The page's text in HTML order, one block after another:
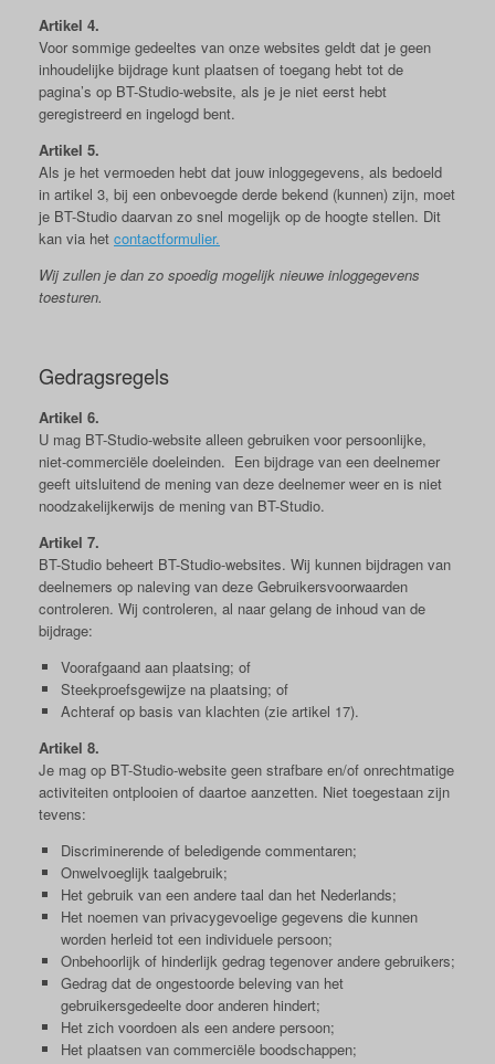
Artikel 4.
Voor sommige gedeeltes van onze websites geldt dat je geen
inhoudelijke bijdrage kunt plaatsen of toegang hebt tot de
pagina’s op BT-Studio-website, als je je niet eerst hebt
geregistreerd en ingelogd bent.
Artikel 5.
Als je het vermoeden hebt dat jouw inloggegevens, als bedoeld
in artikel 3, bij een onbevoegde derde bekend (kunnen) zijn, moet
je BT-Studio daarvan zo snel mogelijk op de hoogte stellen. Dit
kan via het contactformulier.
Wij zullen je dan zo spoedig mogelijk nieuwe inloggegevens
toesturen.
Gedragsregels
Artikel 6.
U mag BT-Studio-website alleen gebruiken voor persoonlijke,
niet-commerciële doeleinden. Een bijdrage van een deelnemer
geeft uitsluitend de mening van deze deelnemer weer en is niet
noodzakelijkerwijs de mening van BT-Studio.
Artikel 7.
BT-Studio beheert BT-Studio-websites. Wij kunnen bijdragen van
deelnemers op naleving van deze Gebruikersvoorwaarden
controleren. Wij controleren, al naar gelang de inhoud van de
bijdrage:
Voorafgaand aan plaatsing; of
Steekproefsgewijze na plaatsing; of
Achteraf op basis van klachten (zie artikel 17).
Artikel 8.
Je mag op BT-Studio-website geen strafbare en/of onrechtmatige
activiteiten ontplooien of daartoe aanzetten. Niet toegestaan zijn
tevens:
Discriminerende of beledigende commentaren;
Onwelvoeglijk taalgebruik;
Het gebruik van een andere taal dan het Nederlands;
Het noemen van privacygevoelige gegevens die kunnen
worden herleid tot een individuele persoon;
Onbehoorlijk of hinderlijk gedrag tegenover andere gebruikers;
Gedrag dat de ongestoorde beleving van het
gebruikersgedeelte door anderen hindert;
Het zich voordoen als een andere persoon;
Het plaatsen van commerciële boodschappen;